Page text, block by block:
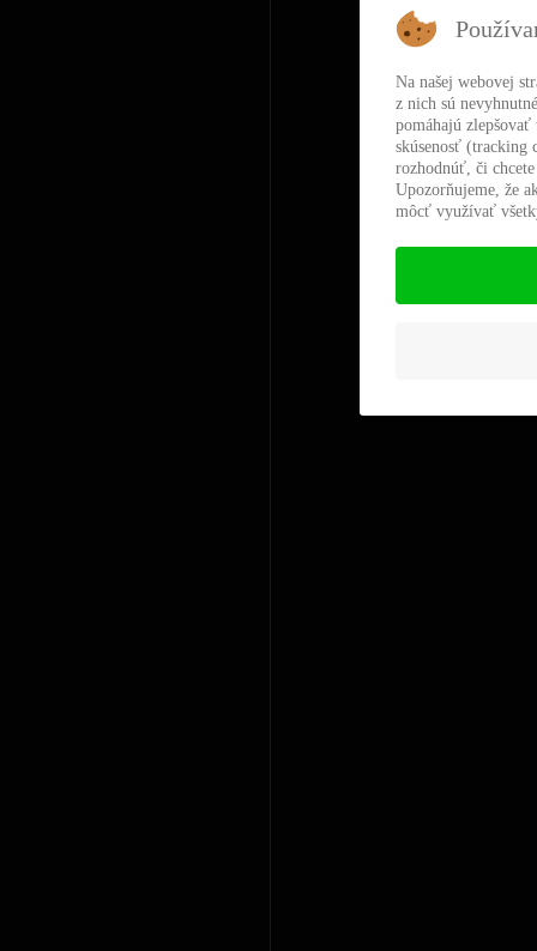
Na našej webovej
z nich sú
pomáhajú
skúsenosť (tracking
rozhodnúť, či
Upozorňujeme, že
môcť využívať